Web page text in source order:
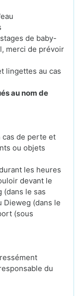
de baby-
merci de prévoir
lingettes au cas
au nom de
cas de perte et
ou objets
les heures
devant le
(dans le sas
Dieweg (dans le
(sous
du